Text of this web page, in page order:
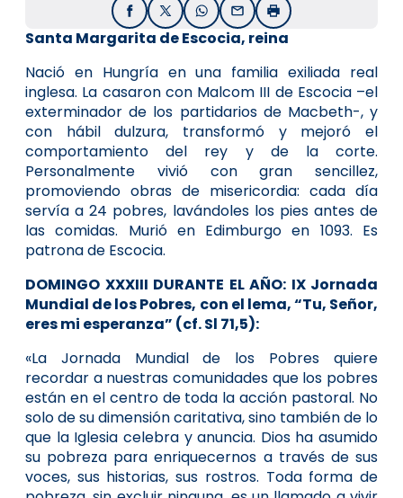
FacebookX / TwitterWhatsApp
EmailImprimir
Santa Margarita de Escocia, reina
Nació en Hungría en una familia exiliada real
inglesa. La casaron con Malcom III de Escocia –el
exterminador de los partidarios de Macbeth-, y
con hábil dulzura, transformó y mejoró el
comportamiento del rey y de la corte.
Personalmente vivió con gran sencillez,
promoviendo obras de misericordia: cada día
servía a 24 pobres, lavándoles los pies antes de
las comidas. Murió en Edimburgo en 1093. Es
patrona de Escocia.
DOMINGO XXXIII DURANTE EL AÑO: IX Jornada
Mundial de los Pobres, con el lema, “Tu, Señor,
eres mi esperanza” (cf. Sl 71,5):
«La Jornada Mundial de los Pobres quiere
recordar a nuestras comunidades que los pobres
están en el centro de toda la acción pastoral. No
solo de su dimensión caritativa, sino también de lo
que la Iglesia celebra y anuncia. Dios ha asumido
su pobreza para enriquecernos a través de sus
voces, sus historias, sus rostros. Toda forma de